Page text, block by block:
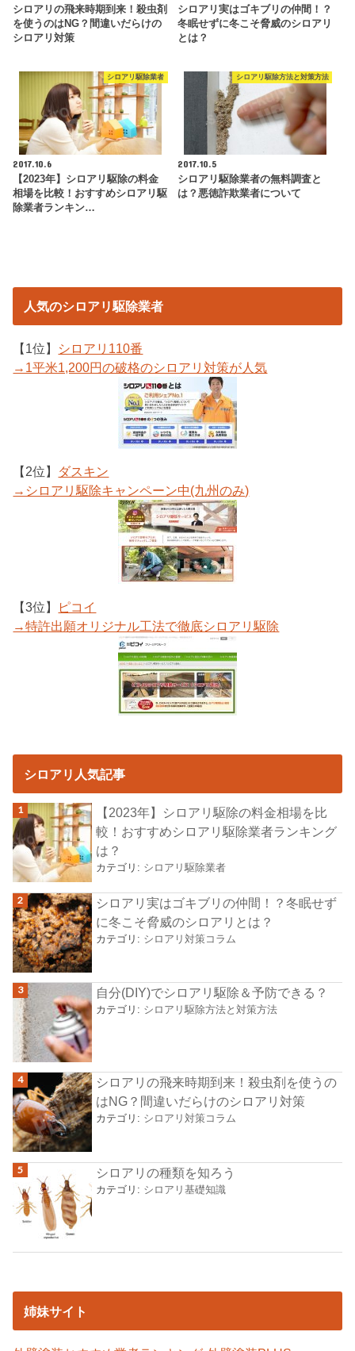
シロアリの飛来時期到来！殺虫剤
を使うのはNG？間違いだらけの
シロアリ対策
シロアリ実はゴキブリの仲間！？
冬眠せずに冬こそ脅威のシロアリ
とは？
シロアリ駆除業者
2017.10.6
【2023年】シロアリ駆除の料金
相場を比較！おすすめシロアリ駆
除業者ランキン…
シロアリ駆除方法と対策方法
2017.10.5
シロアリ駆除業者の無料調査と
は？悪徳詐欺業者について
人気のシロアリ駆除業者
【1位】 シロアリ110番
→1平米1,200円の破格のシロアリ対策が人気
【2位】 ダスキン
→シロアリ駆除キャンペーン中(九州のみ)
【3位】
ピコイ
→特許出願オリジナル工法で徹底シロアリ駆除
シロアリ人気記事
【2023年】シロアリ駆除の料金相場を比
較！おすすめシロアリ駆除業者ランキング
は？
カテゴリ: シロアリ駆除業者
シロアリ実はゴキブリの仲間！？冬眠せず
に冬こそ脅威のシロアリとは？
カテゴリ: シロアリ対策コラム
自分(DIY)でシロアリ駆除＆予防できる？
カテゴリ: シロアリ駆除方法と対策方法
シロアリの飛来時期到来！殺虫剤を使うの
はNG？間違いだらけのシロアリ対策
カテゴリ: シロアリ対策コラム
シロアリの種類を知ろう
カテゴリ: シロアリ基礎知識
姉妹サイト